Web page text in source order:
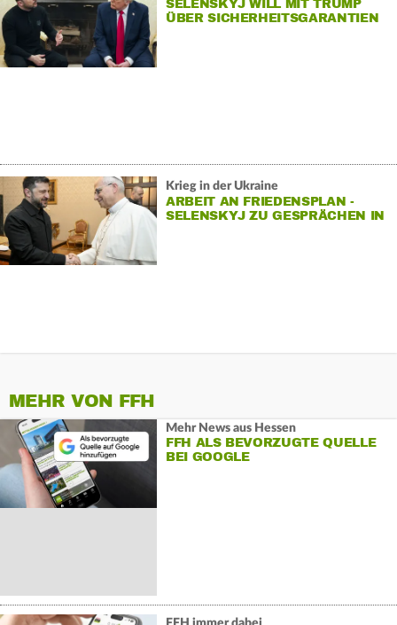
SELENSKYJ WILL MIT TRUMP
ÜBER SICHERHEITSGARANTIEN
Krieg in der Ukraine
ARBEIT AN FRIEDENSPLAN -
SELENSKYJ ZU GESPRÄCHEN IN
MEHR VON FFH
Mehr News aus Hessen
FFH ALS BEVORZUGTE QUELLE
BEI GOOGLE